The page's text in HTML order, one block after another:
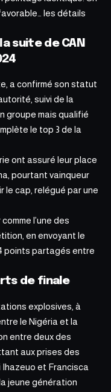
les détails
suite de CAN
a confirmé son statut
suivi de la
groupe mais qualifié
le top 3 de la
ont assuré leur place
pourtant vainqueur
le cap, relégué par une
l’une des
en envoyant le
points partagés entre
de finale
explosives, à
le Nigéria et la
entre deux des
aux prises des
Ihazeuo et Francisca
jeune génération